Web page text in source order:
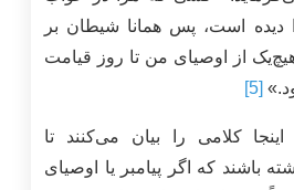
دیده است، پس همانا شیطان بر
از اوصیای من تا روز قیامت
[5]
کلامی را بیان می‌کنند تا
باشند که اگر پیامبر یا اوصیای